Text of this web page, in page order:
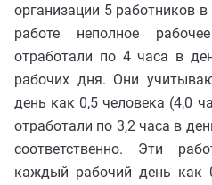
организации 5 работников
работе неполное
отработали по 4 часа в
рабочих дня. Они
день как 0,5 человека (4,0
отработали по 3,2 часа в
соответственно. Эти
каждый рабочий день как